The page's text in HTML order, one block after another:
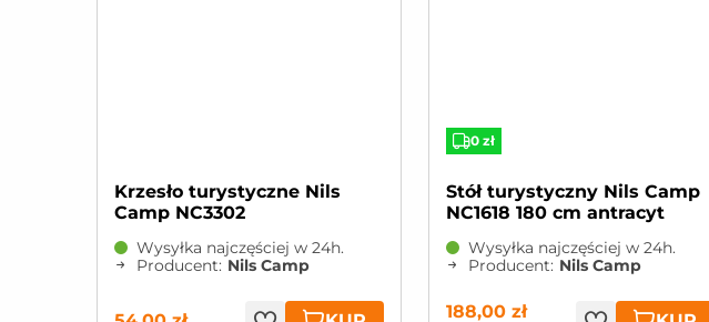
Krzesło turystyczne Nils
Camp NC3302
Wysyłka najczęściej w 24h.
Producent: Nils Camp
0 zł
Stół turystyczny Nils Camp
NC1618 180 cm antracyt
Wysyłka najczęściej w 24h.
Producent: Nils Camp
188,00 zł